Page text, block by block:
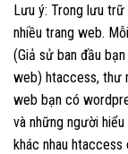
Lưu ý: Trong lưu
nhiều trang web.
(Giả sử ban đầu
web) htaccess, thư
web bạn có
và những người
khác nhau